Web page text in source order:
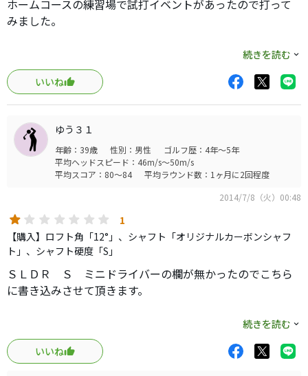
カチャカチャを触りまくる人はSLDRの方が良いでしょう
が、あまり触らない人ならSの方が楽に飛ばせるのでは。
2011モデルのレガシーブラックがエースですが、飛距離は
こちらの方が出ますね。FWキープ率と打感でレガシーブラ
ックを使ってきましたが、このSLDR Sは、購入したいモデ
本当、良いです
ホームコースの練習場で試打イベントがあったので打って
みました。
SLDRと言えば、球を上げるためのハイロフト。純アスリー
トブランドではなく、易しいアスリートブランドというイ
メージがあります。
そういう点で、このブランドには白ヘッドの方が合ってい
る気が致します。
白ヘッドの大きく、短く見える安心感と、ハイロフトはマ
ッチしているのではないかなと。
ただ、性能面に初代との差は感じられず、白くなっただけ
初期ロフトは違うのかな？
角度をイジって打ってたので詳しく知りませんが、弾道的
には大差なく、高打ち出しの強めの球。スピンは多そうに
見えましたね（シャフトかもですが・・）
飛距離性能はそれなりに高いし、通常の弾道が低めの方に
は恩恵はあると思います。
ただ、見た目、打感、音などに良い点は見つけられず、ク
ラシカル、上質なブランドを好む人には、作りがチープす
ぎて受け入れられないでしょうね。
続きを読む
いいね
ゆう３１
年齢：39歳 性別：男性
ゴルフ歴：4年～5年
平均ヘッドスピード：46m/s～50m/s
平均スコア：80～84
平均ラウンド数：1ヶ月に2回程度
2014/7/8（火）00:48
1
【購入】ロフト角「12°」、シャフト「オリジナルカーボンシャフ
ト」、シャフト硬度「S」
ＳＬＤＲ Ｓ ミニドライバーの欄が無かったのでこちら
に書き込みさせて頂きます。
購入に興味を持っていらっしゃるかた、ちょっと待ってく
ださい。
続きを読む
いいね